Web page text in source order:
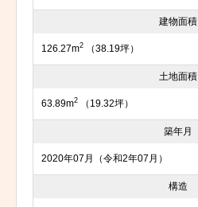
建物面積
126.27m2 （38.19坪）
土地面積
63.89m2 （19.32坪）
築年月
2020年07月（令和2年07月）
構造